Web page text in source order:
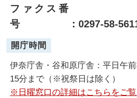
ファクス番
号
：0297-58-
開庁時間
伊奈庁舎・谷和原庁舎：平日午
15分まで（※祝祭日は除く）
※日曜窓口の詳細はこちらをご覧